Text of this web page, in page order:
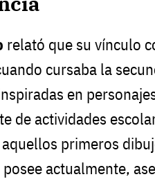
relató que su vínculo
cursaba la
en
de actividades
primeros
actualmente,